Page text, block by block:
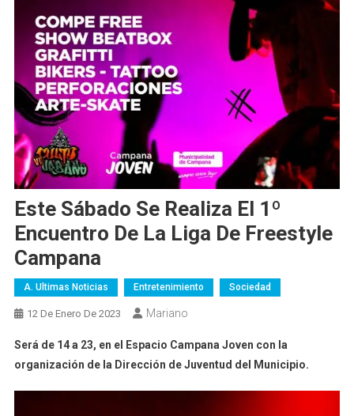
Este Sábado Se Realiza El 1º
Encuentro De La Liga De Freestyle
Campana
A. Ultimas Noticias Entretenimiento Sociedad
12 De Enero De 2023 Mariano
Será de 14 a 23, en el Espacio Campana Joven con la
organización de la Dirección de Juventud del Municipio.